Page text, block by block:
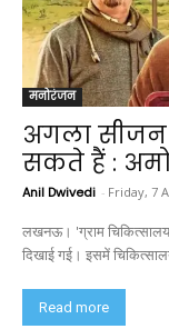
मनोरंजन
अगला
सकते हैं :
Anil Dwivedi - Friday, 7
लखनऊ। 'ग्राम
दिखाई गई। इसमें
Read more